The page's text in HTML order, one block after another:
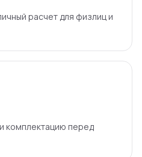
расчет для физлиц и
комплектацию перед